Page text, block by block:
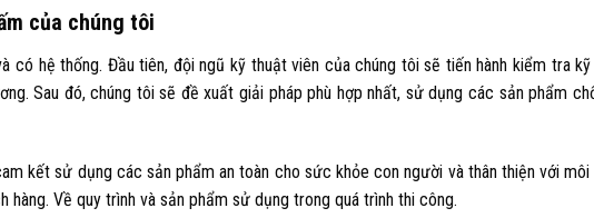
của chúng tôi
hệ thống. Đầu tiên, đội ngũ kỹ thuật viên của chúng tôi sẽ tiến hành kiểm tra
Sau đó, chúng tôi sẽ đề xuất giải pháp phù hợp nhất, sử dụng các sản phẩm
kết sử dụng các sản phẩm an toàn cho sức khỏe con người và thân thiện với môi
hàng. Về quy trình và sản phẩm sử dụng trong quá trình thi công.